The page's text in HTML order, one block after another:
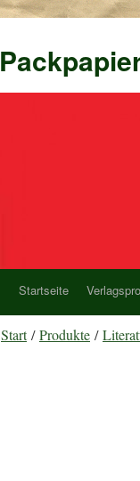
Startseite
Start/Produkte /